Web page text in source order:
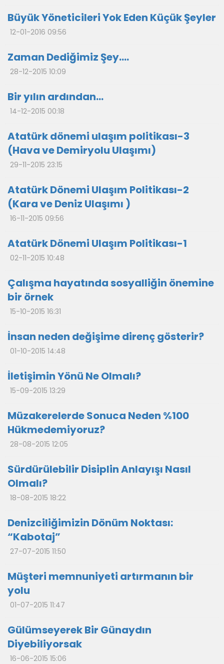
Büyük Yöneticileri Yok Eden Küçük Şeyler
12-01-2016 09:56
Zaman Dediğimiz Şey….
28-12-2015 10:09
Bir yılın ardından…
14-12-2015 00:18
Atatürk dönemi ulaşım politikası-3
(Hava ve Demiryolu Ulaşımı)
29-11-2015 23:15
Atatürk Dönemi Ulaşım Politikası-2
(Kara ve Deniz Ulaşımı )
16-11-2015 09:56
Atatürk Dönemi Ulaşım Politikası-1
02-11-2015 10:48
Çalışma hayatında sosyalliğin önemine
bir örnek
15-10-2015 16:31
İnsan neden değişime direnç gösterir?
01-10-2015 14:48
İletişimin Yönü Ne Olmalı?
15-09-2015 13:29
Müzakerelerde Sonuca Neden %100
Hükmedemiyoruz?
28-08-2015 12:05
Sürdürülebilir Disiplin Anlayışı Nasıl
Olmalı?
18-08-2015 18:22
Denizciliğimizin Dönüm Noktası:
“Kabotaj”
27-07-2015 11:50
Müşteri memnuniyeti artırmanın bir
yolu
01-07-2015 11:47
Gülümseyerek Bir Günaydın
Diyebiliyorsak
16-06-2015 15:06